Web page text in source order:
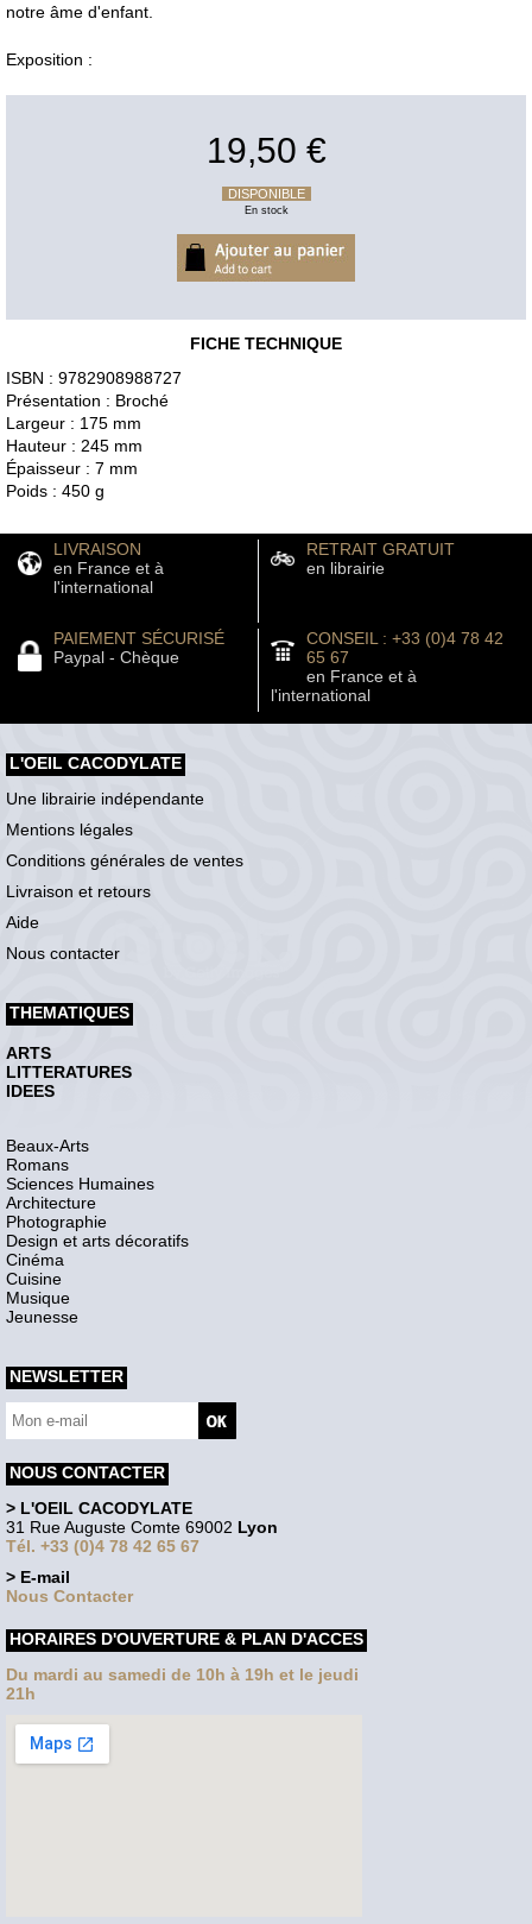
notre âme d'enfant.
Exposition :
19,50 €
DISPONIBLE
En stock
FICHE TECHNIQUE
ISBN : 9782908988727
Présentation : Broché
Largeur : 175 mm
Hauteur : 245 mm
Épaisseur : 7 mm
Poids : 450 g
LIVRAISON
en France et à
l'international
RETRAIT GRATUIT
en librairie
PAIEMENT SÉCURISÉ
Paypal - Chèque
CONSEIL : +33 (0)4 78 42
65 67
en France et à
l'international
L'OEIL CACODYLATE
Une librairie indépendante
Mentions légales
Conditions générales de ventes
Livraison et retours
Aide
Nous contacter
THEMATIQUES
ARTS
LITTERATURES
IDEES
Beaux-Arts
Romans
Sciences Humaines
Architecture
Photographie
Design et arts décoratifs
Cinéma
Cuisine
Musique
Jeunesse
NEWSLETTER
NOUS CONTACTER
> L'OEIL CACODYLATE
31 Rue Auguste Comte 69002 Lyon
Tél. +33 (0)4 78 42 65 67
> E-mail
Nous Contacter
HORAIRES D'OUVERTURE & PLAN D'ACCES
Du mardi au samedi de 10h à 19h et le jeudi
21h